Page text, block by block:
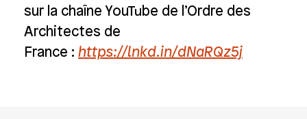
sur la chaîne YouTube de l’Ordre des
Architectes de
France : https://lnkd.in/dNaRQz5j